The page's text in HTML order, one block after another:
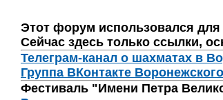
Этот форум использовался
Сейчас здесь только ссылки,
Телеграм-канал о шахматах в
Группа ВКонтакте
Фестиваль "Имени Петра